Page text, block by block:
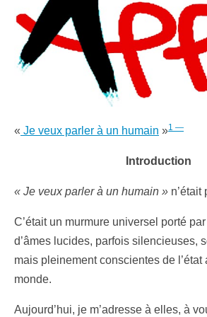
« Je veux parler à un humain »1 —
Introduction
« Je veux parler à un humain » n’était
C’était un murmure universel porté
d’âmes lucides, parfois silencieuses,
mais pleinement conscientes de l’état
monde.
Aujourd’hui, je m’adresse à elles, à